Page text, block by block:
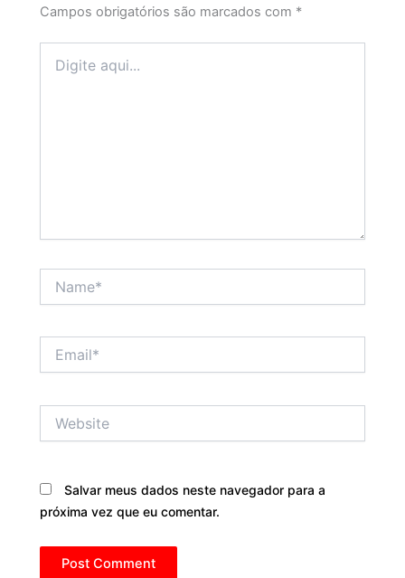
Campos obrigatórios são marcados com *
aqui...
Salvar meus dados neste navegador para a
próxima vez que eu comentar.